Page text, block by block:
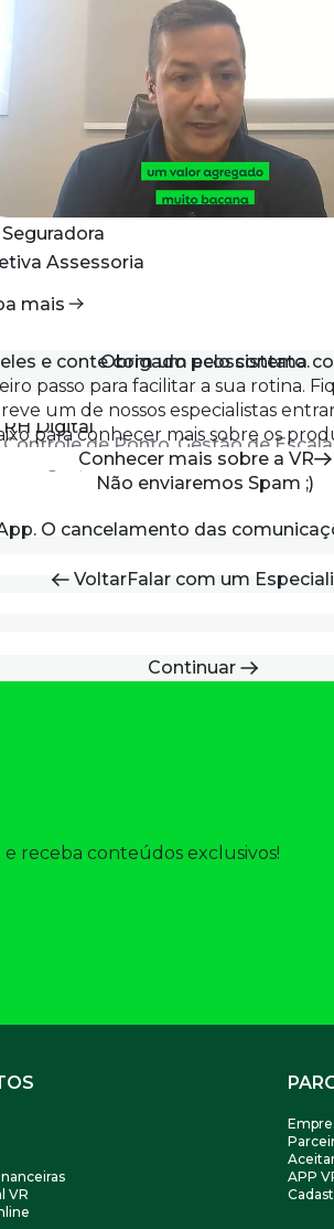
Seguradora
Assessoria
mais
e conte com um ecossistema
RH Digital
Controle de Ponto, Gestão de
e Folgas, Holerite e mais.
Continuar
O cancelamento das
VoltarFalar com um
Obrigado pelo contato.
passo para facilitar a sua rotina.
um de nossos especialistas
para conhecer mais sobre os
Conhecer mais sobre a VR
Não enviaremos Spam ;)
e receba conteúdos exclusivos!
VR
APP